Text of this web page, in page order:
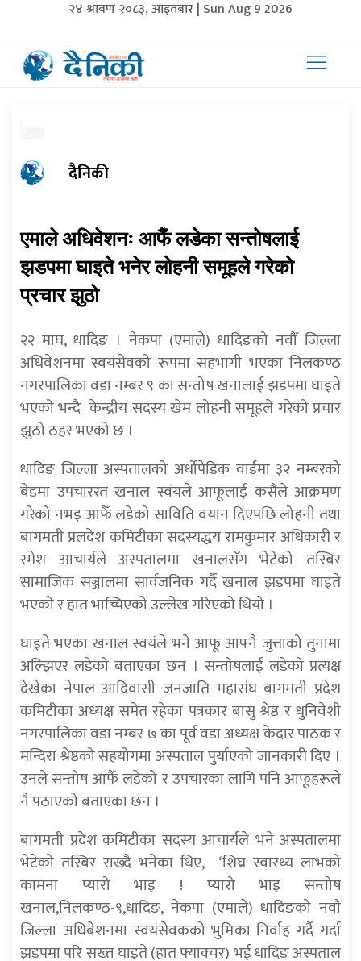
२४ श्रावण २०८३, आइतबार | Sun Aug 9 2026
दैनिकी
एमाले अधिवेशनः आफैँ लडेका सन्तोषलाई
झडपमा घाइते भनेर लोहनी समूहले गरेको
प्रचार झुठो
२२ माघ, धादिङ । नेकपा (एमाले) धादिङको नवौँ जिल्ला
अधिवेशनमा स्वयंसेवको रूपमा सहभागी भएका निलकण्ठ
नगरपालिका वडा नम्बर ९ का सन्तोष खनालाई झडपमा घाइते
भएको भन्दै केन्द्रीय सदस्य खेम लोहनी समूहले गरेको प्रचार
झुठो ठहर भएको छ ।
धादिङ जिल्ला अस्पतालको अर्थोपेडिक वार्डमा ३२ नम्बरको
बेडमा उपचाररत खनाल स्वंयले आफूलाई कसैले आक्रमण
गरेको नभइ आफैँ लडेको साविति वयान दिएपछि लोहनी तथा
बागमती प्रलदेश कमिटीका सदस्यद्धय रामकुमार अधिकारी र
रमेश आचार्यले अस्पतालमा खनालसँग भेटेको तस्बिर
सामाजिक सञ्जालमा सार्वजनिक गर्दै खनाल झडपमा घाइते
भएको र हात भाच्चिएको उल्लेख गरिएको थियो ।
घाइते भएका खनाल स्वयंले भने आफू आफ्नै जुत्ताको तुनामा
अल्झिएर लडेको बताएका छन । सन्तोषलाई लडेको प्रत्यक्ष
देखेका नेपाल आदिवासी जनजाति महासंघ बागमती प्रदेश
कमिटीका अध्यक्ष समेत रहेका पत्रकार बासु श्रेष्ठ र धुनिवेशी
नगरपालिका वडा नम्बर ७ का पूर्व वडा अध्यक्ष केदार पाठक र
मन्दिरा श्रेष्ठको सहयोगमा अस्पताल पुर्याएको जानकारी दिए ।
उनले सन्तोष आफैँ लडेको र उपचारका लागि पनि आफूहरूले
नै पठाएको बताएका छन ।
बागमती प्रदेश कमिटीका सदस्य आचार्यले भने अस्पतालमा
भेटेको तस्बिर राख्दै भनेका थिए, ‘शिघ्र स्वास्थ्य लाभको
कामना प्यारो भाइ ! प्यारो भाइ सन्तोष
खनाल,निलकण्ठ-९,धादिङ, नेकपा (एमाले) धादिङको नवौं
जिल्ला अधिबेशनमा स्वयंसेवकको भुमिका निर्वाह गर्दै गर्दा
झडपमा परि सख्त घाइते (हात फ्याक्चर) भई धादिङ अस्पताल